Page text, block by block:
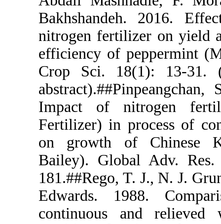
nitrogen
efficiency
Crop Sci.
Impact of
Fertilizer)
on
Bailey).
Edwards.